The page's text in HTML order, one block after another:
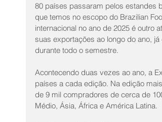
80 países passaram pelos estandes
que temos no escopo do Brazilian
internacional no ano de 2025 é outro
suas exportações ao longo do ano,
durante todo o semestre.
Acontecendo duas vezes ao ano, a
países a cada edição. Na edição
de 9 mil compradores de cerca de
Médio, Ásia, África e América Latina.